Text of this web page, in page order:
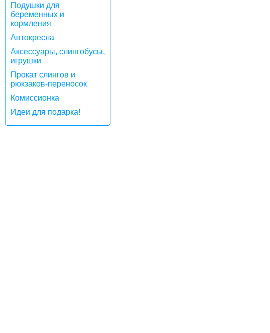
Подушки для
беременных и
кормления
Автокресла
Аксессуары, слингобусы,
игрушки
Прокат слингов и
рюкзаков-переносок
Комиссионка
Идеи для подарка!